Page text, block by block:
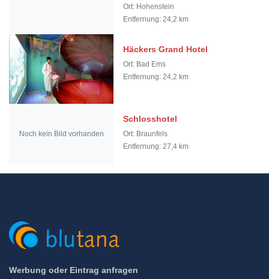
Ort: Hohenstein
Entfernung: 24,2 km
Häckers Grand Hotel
Ort: Bad Ems
Entfernung: 24,2 km
Noch kein Bild vorhanden
Schlosshotel
Ort: Braunfels
Entfernung: 27,4 km
Werbung oder Eintrag anfragen